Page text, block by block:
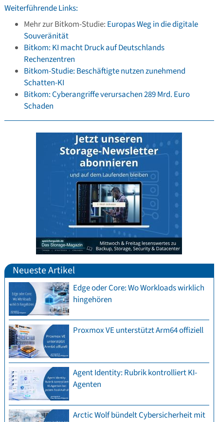
Weiterführende Links:
Mehr zur Bitkom-Studie: Europas Weg in die digitale
Souveränität
Bitkom: KI macht Druck auf Deutschlands
Rechenzentren
Bitkom-Studie: Beschäftigte nutzen zunehmend
Schatten-KI
Bitkom: Cyberangriffe verursachen 289 Mrd. Euro
Schaden
Neueste Artikel
Edge oder Core: Wo Workloads wirklich
hingehören
Proxmox VE unterstützt Arm64 offiziell
Agent Identity: Rubrik kontrolliert KI-
Agenten
Arctic Wolf bündelt Cybersicherheit mit